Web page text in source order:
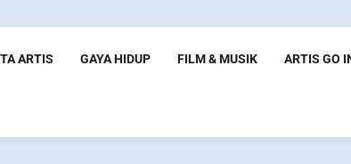
ARTIS GAYA HIDUP FILM & MUSIK ARTIS GO